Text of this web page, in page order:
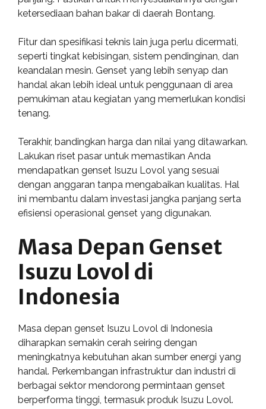
ketersediaan bahan bakar di daerah Bontang.
Fitur dan spesifikasi teknis lain juga perlu dicermati,
seperti tingkat kebisingan, sistem pendinginan, dan
keandalan mesin. Genset yang lebih senyap dan
handal akan lebih ideal untuk penggunaan di area
pemukiman atau kegiatan yang memerlukan kondisi
tenang.
Terakhir, bandingkan harga dan nilai yang ditawarkan.
Lakukan riset pasar untuk memastikan Anda
mendapatkan genset Isuzu Lovol yang sesuai
dengan anggaran tanpa mengabaikan kualitas. Hal
ini membantu dalam investasi jangka panjang serta
efisiensi operasional genset yang digunakan.
Masa Depan Genset
Isuzu Lovol di
Indonesia
Masa depan genset Isuzu Lovol di Indonesia
diharapkan semakin cerah seiring dengan
meningkatnya kebutuhan akan sumber energi yang
handal. Perkembangan infrastruktur dan industri di
berbagai sektor mendorong permintaan genset
berperforma tinggi, termasuk produk Isuzu Lovol.